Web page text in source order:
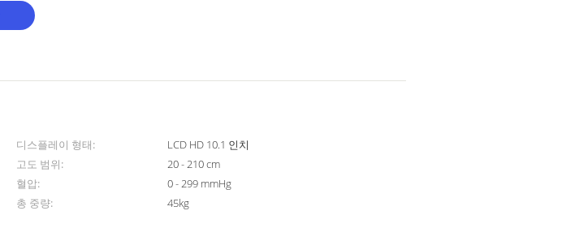
디스플레이 형태:
LCD HD 10.1 인치
고도 범위:
20 - 210 cm
혈압:
0 - 299 mmHg
총 중량:
45kg